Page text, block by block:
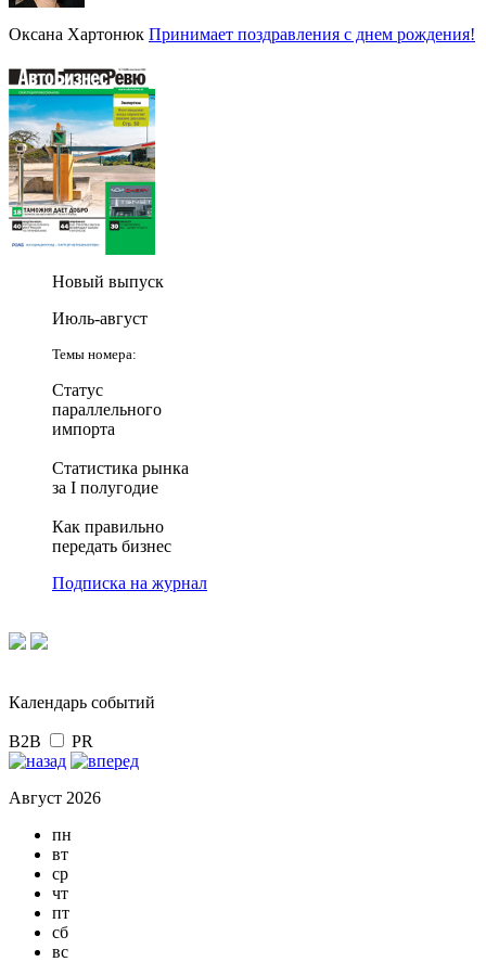
Оксана Хартонюк Принимает поздравления с днем рождения!
Новый выпуск
Июль-август
Темы номера:
Статус
параллельного
импорта
Статистика рынка
за I полугодие
Как правильно
передать бизнес
Подписка на журнал
Календарь событий
B2B PR
Август 2026
пн
вт
ср
чт
пт
сб
вс